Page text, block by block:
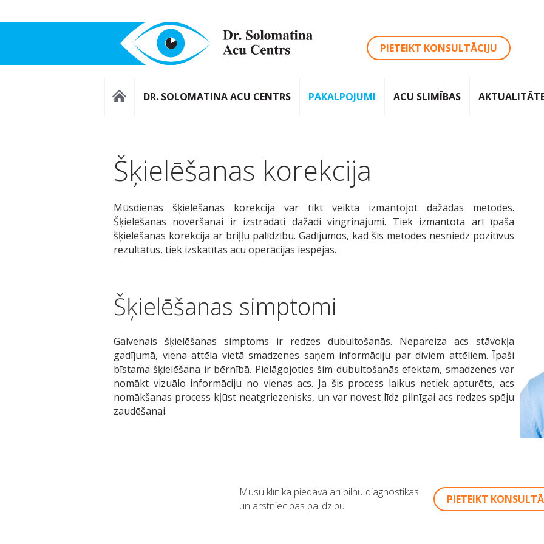
PIETEIKT KONSULTĀCIJU
DR. SOLOMATINA ACU CENTRS PAKALPOJUMI ACU SLIMĪBAS
Šķielēšanas korekcija
Mūsdienās šķielēšanas korekcija var tikt veikta izmantojot dažādas metodes.
Šķielēšanas novēršanai ir izstrādāti dažādi vingrinājumi. Tiek izmantota arī īpaša
šķielēšanas korekcija ar briļļu palīdzību. Gadījumos, kad šīs metodes nesniedz pozitīvus
rezultātus, tiek izskatītas acu operācijas iespējas.
Šķielēšanas simptomi
Galvenais šķielēšanas simptoms ir redzes dubultošanās. Nepareiza acs stāvokļa
gadījumā, viena attēla vietā smadzenes saņem informāciju par diviem attēliem. Īpaši
bīstama šķielēšana ir bērnībā. Pielāgojoties šim dubultošanās efektam, smadzenes var
nomākt vizuālo informāciju no vienas acs. Ja šis process laikus netiek apturēts, acs
nomākšanas process kļūst neatgriezenisks, un var novest līdz pilnīgai acs redzes spēju
zaudēšanai.
Mūsu klīnika piedāvā arī pilnu diagnostikas
un ārstniecības palīdzību
PIETEIKT